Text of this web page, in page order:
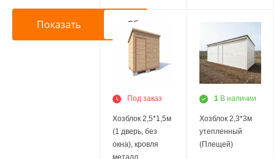
Под заказ
Хозблок 2,5*1,5м
(1 дверь, без
окна), кровля
металл
1 В наличии
Хозблок 2,3*3м
утепленный
(Плещей)